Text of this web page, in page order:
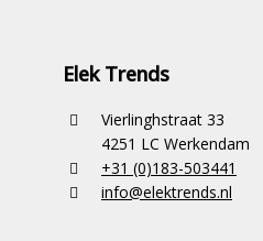
Elek Trends
Vierlinghstraat 33
4251 LC Werkendam
+31 (0)183-503441
info@elektrends.nl